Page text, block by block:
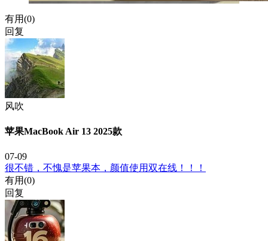
有用(0)
回复
风吹
苹果MacBook Air 13 2025款
07-09
很不错，不愧是苹果本，颜值使用双在线！！！
有用(0)
回复